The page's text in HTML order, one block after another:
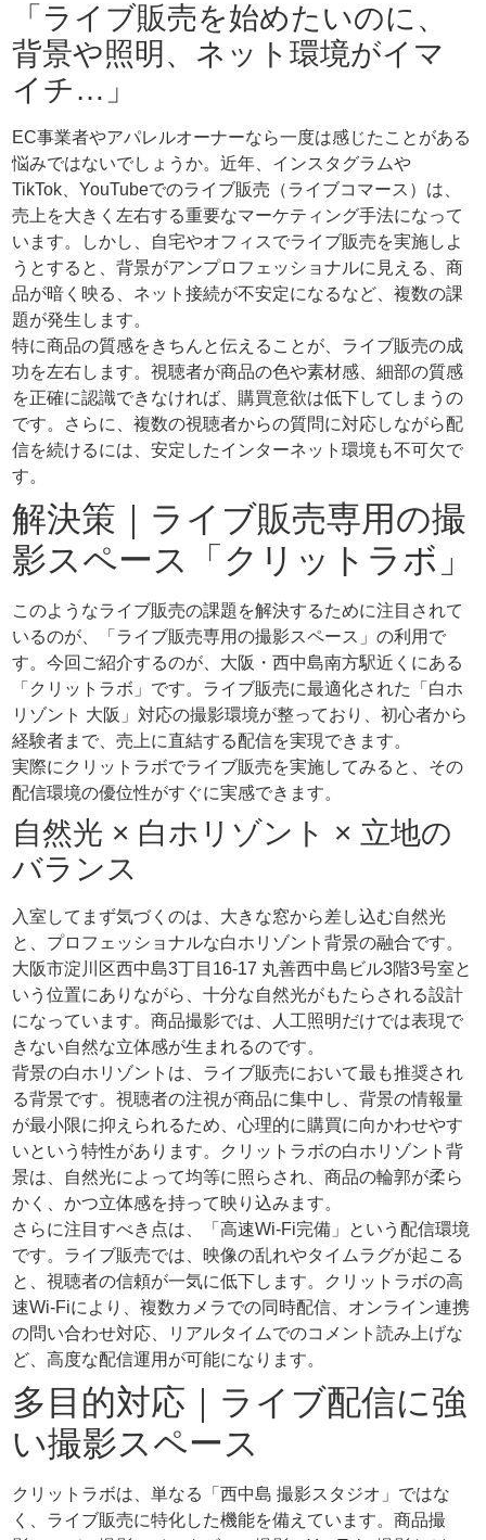
「ライブ販売を始めたいのに、
背景や照明、ネット環境がイマ
イチ…」
EC事業者やアパレルオーナーなら一度は感じたことがある
悩みではないでしょうか。近年、インスタグラムや
TikTok、YouTubeでのライブ販売（ライブコマース）は、
売上を大きく左右する重要なマーケティング手法になって
います。しかし、自宅やオフィスでライブ販売を実施しよ
うとすると、背景がアンプロフェッショナルに見える、商
品が暗く映る、ネット接続が不安定になるなど、複数の課
題が発生します。
特に商品の質感をきちんと伝えることが、ライブ販売の成
功を左右します。視聴者が商品の色や素材感、細部の質感
を正確に認識できなければ、購買意欲は低下してしまうの
です。さらに、複数の視聴者からの質問に対応しながら配
信を続けるには、安定したインターネット環境も不可欠で
す。
解決策｜ライブ販売専用の撮
影スペース「クリットラボ」
このようなライブ販売の課題を解決するために注目されて
いるのが、「ライブ販売専用の撮影スペース」の利用で
す。今回ご紹介するのが、大阪・西中島南方駅近くにある
「クリットラボ」です。ライブ販売に最適化された「白ホ
リゾント 大阪」対応の撮影環境が整っており、初心者から
経験者まで、売上に直結する配信を実現できます。
実際にクリットラボでライブ販売を実施してみると、その
配信環境の優位性がすぐに実感できます。
自然光 × 白ホリゾント × 立地の
バランス
入室してまず気づくのは、大きな窓から差し込む自然光
と、プロフェッショナルな白ホリゾント背景の融合です。
大阪市淀川区西中島3丁目16-17 丸善西中島ビル3階3号室と
いう位置にありながら、十分な自然光がもたらされる設計
になっています。商品撮影では、人工照明だけでは表現で
きない自然な立体感が生まれるのです。
背景の白ホリゾントは、ライブ販売において最も推奨され
る背景です。視聴者の注視が商品に集中し、背景の情報量
が最小限に抑えられるため、心理的に購買に向かわせやす
いという特性があります。クリットラボの白ホリゾント背
景は、自然光によって均等に照らされ、商品の輪郭が柔ら
かく、かつ立体感を持って映り込みます。
さらに注目すべき点は、「高速Wi-Fi完備」という配信環境
です。ライブ販売では、映像の乱れやタイムラグが起こる
と、視聴者の信頼が一気に低下します。クリットラボの高
速Wi-Fiにより、複数カメラでの同時配信、オンライン連携
の問い合わせ対応、リアルタイムでのコメント読み上げな
ど、高度な配信運用が可能になります。
多目的対応｜ライブ配信に強
い撮影スペース
クリットラボは、単なる「西中島 撮影スタジオ」ではな
く、ライブ販売に特化した機能を備えています。商品撮